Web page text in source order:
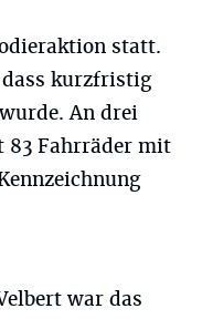
statt.
kurzfristig
An drei
83 Fahrräder mit
war das